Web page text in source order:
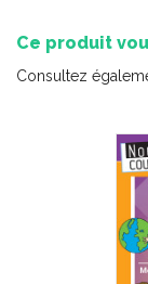
Ce produit
Consultez